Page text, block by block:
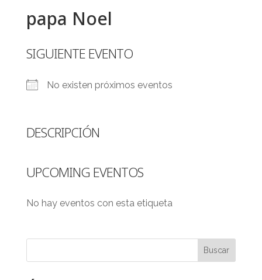
papa Noel
SIGUIENTE EVENTO
No existen próximos eventos
DESCRIPCIÓN
UPCOMING EVENTOS
No hay eventos con esta etiqueta
Buscar